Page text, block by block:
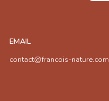
EMAIL
contact@francois-nature.com